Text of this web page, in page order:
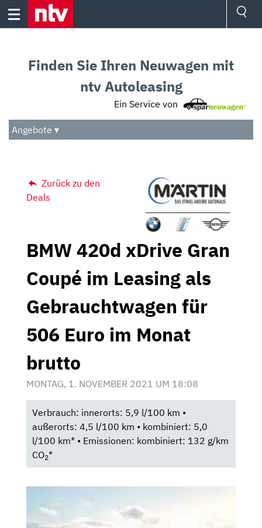
Skip
Audio
Das Beste
Finden Sie Ihren Neuwagen mit
ntv Autoleasing
Ein Service von
Angebote ▾
Zurück zu den
Deals
BMW 420d xDrive Gran
Coupé im Leasing als
Gebrauchtwagen für
506 Euro im Monat
brutto
MONTAG, 1. NOVEMBER 2021 UM 18:08
Verbrauch: innerorts: 5,9 l/100 km •
außerorts: 4,5 l/100 km • kombiniert: 5,0
l/100 km* • Emissionen: kombiniert: 132 g/km
CO2*